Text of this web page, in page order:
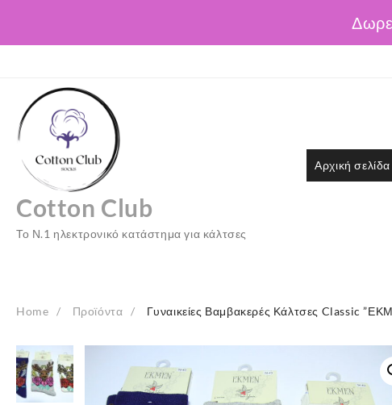
content
Cotton Club
Το Ν.1 ηλεκτρονικό κατάστημα για κάλτσες
Αρχική σελίδα
Home Προϊόντα Γυναικείες Βαμβακερές Κάλτσες Classic